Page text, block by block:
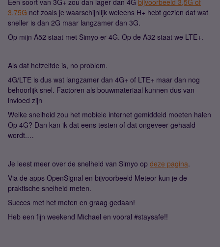
Een soort van 3G+ zou dan lager dan 4G bijvoorbeeld 3,5G of
3,75G net zoals je waarschijnlijk weleens H+ hebt gezien dat wat
sneller is dan 2G maar langzamer dan 3G.
Op mijn A52 staat met Simyo er 4G. Op de A32 staat we LTE+.
Als dat hetzelfde is, no problem.
4G/LTE is dus wat langzamer dan 4G+ of LTE+ maar dan nog
behoorlijk snel. Factoren als bouwmateriaal kunnen dus van
invloed zijn
Welke snelheid zou het mobiele internet gemiddeld moeten halen
Op 4G? Dan kan ik dat eens testen of dat ongeveer gehaald
wordt.…
Je leest meer over de snelheid van Simyo op deze pagina.
Via de apps OpenSignal en bijvoorbeeld Meteor kun je de
praktische snelheid meten.
Succes met het meten en graag gedaan!
Heb een fijn weekend Michael en vooral #staysafe!!